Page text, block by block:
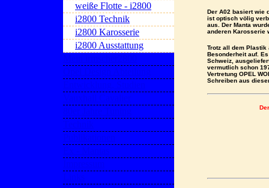
weiße Flotte - i2800
i2800 Technik
i2800 Karosserie
i2800 Ausstattung
Der A02 basiert wie
ist optisch völig
aus. Der Manta
anderen Karosserie
Trotz all dem
Besonderheit auf.
Schweiz,
vermutlich schon
Vertretung OPEL
Schreiben aus